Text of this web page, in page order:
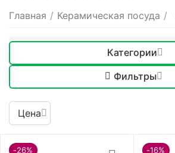
Главная / Керамическая посуда /
Категории
Фильтры
Цена
-26% -16%